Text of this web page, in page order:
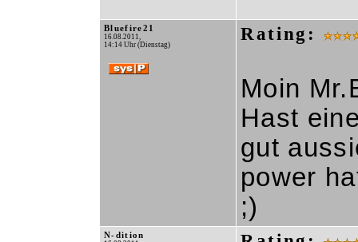
Bluefire21
16.08.2011,
14:14 Uhr (Dienstag)
Rating:
Moin
Hast
gut
power
;)
N-dition